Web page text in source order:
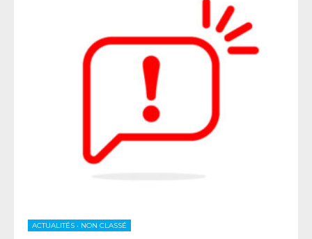
ACTUALITÉS • NON CLASSÉ